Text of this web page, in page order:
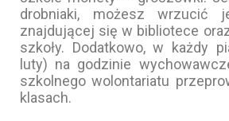
drobniaki, możesz wrzucić
znajdującej się w bibliotece
szkoły. Dodatkowo, w każdy
luty) na godzinie
szkolnego wolontariatu
klasach.